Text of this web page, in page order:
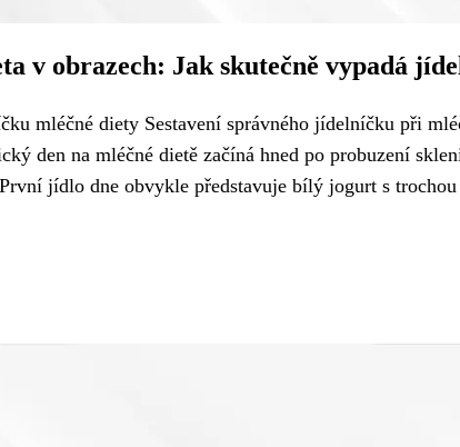
v obrazech: Jak skutečně vypadá
mléčné diety Sestavení správného jídelníčku při
den na mléčné dietě začíná hned po probuzení
jídlo dne obvykle představuje bílý jogurt s trochou